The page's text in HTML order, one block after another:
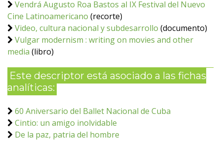
Vendrá Augusto Roa Bastos al IX Festival del Nuevo
Cine Latinoamericano (recorte)
Video, cultura nacional y subdesarrollo (documento)
Vulgar modernism : writing on movies and other
media (libro)
Este descriptor está asociado a las fichas
analíticas:
60 Aniversario del Ballet Nacional de Cuba
Cintio: un amigo inolvidable
De la paz, patria del hombre